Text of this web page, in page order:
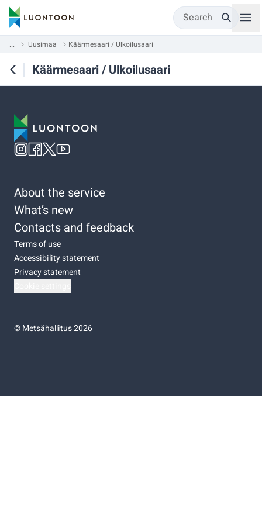
Search
... Uusimaa Käärmesaari / Ulkoilusaari
Käärmesaari / Ulkoilusaari
About the service
What’s new
Contacts and feedback
Terms of use
Accessibility statement
Privacy statement
©Metsähallitus 2026